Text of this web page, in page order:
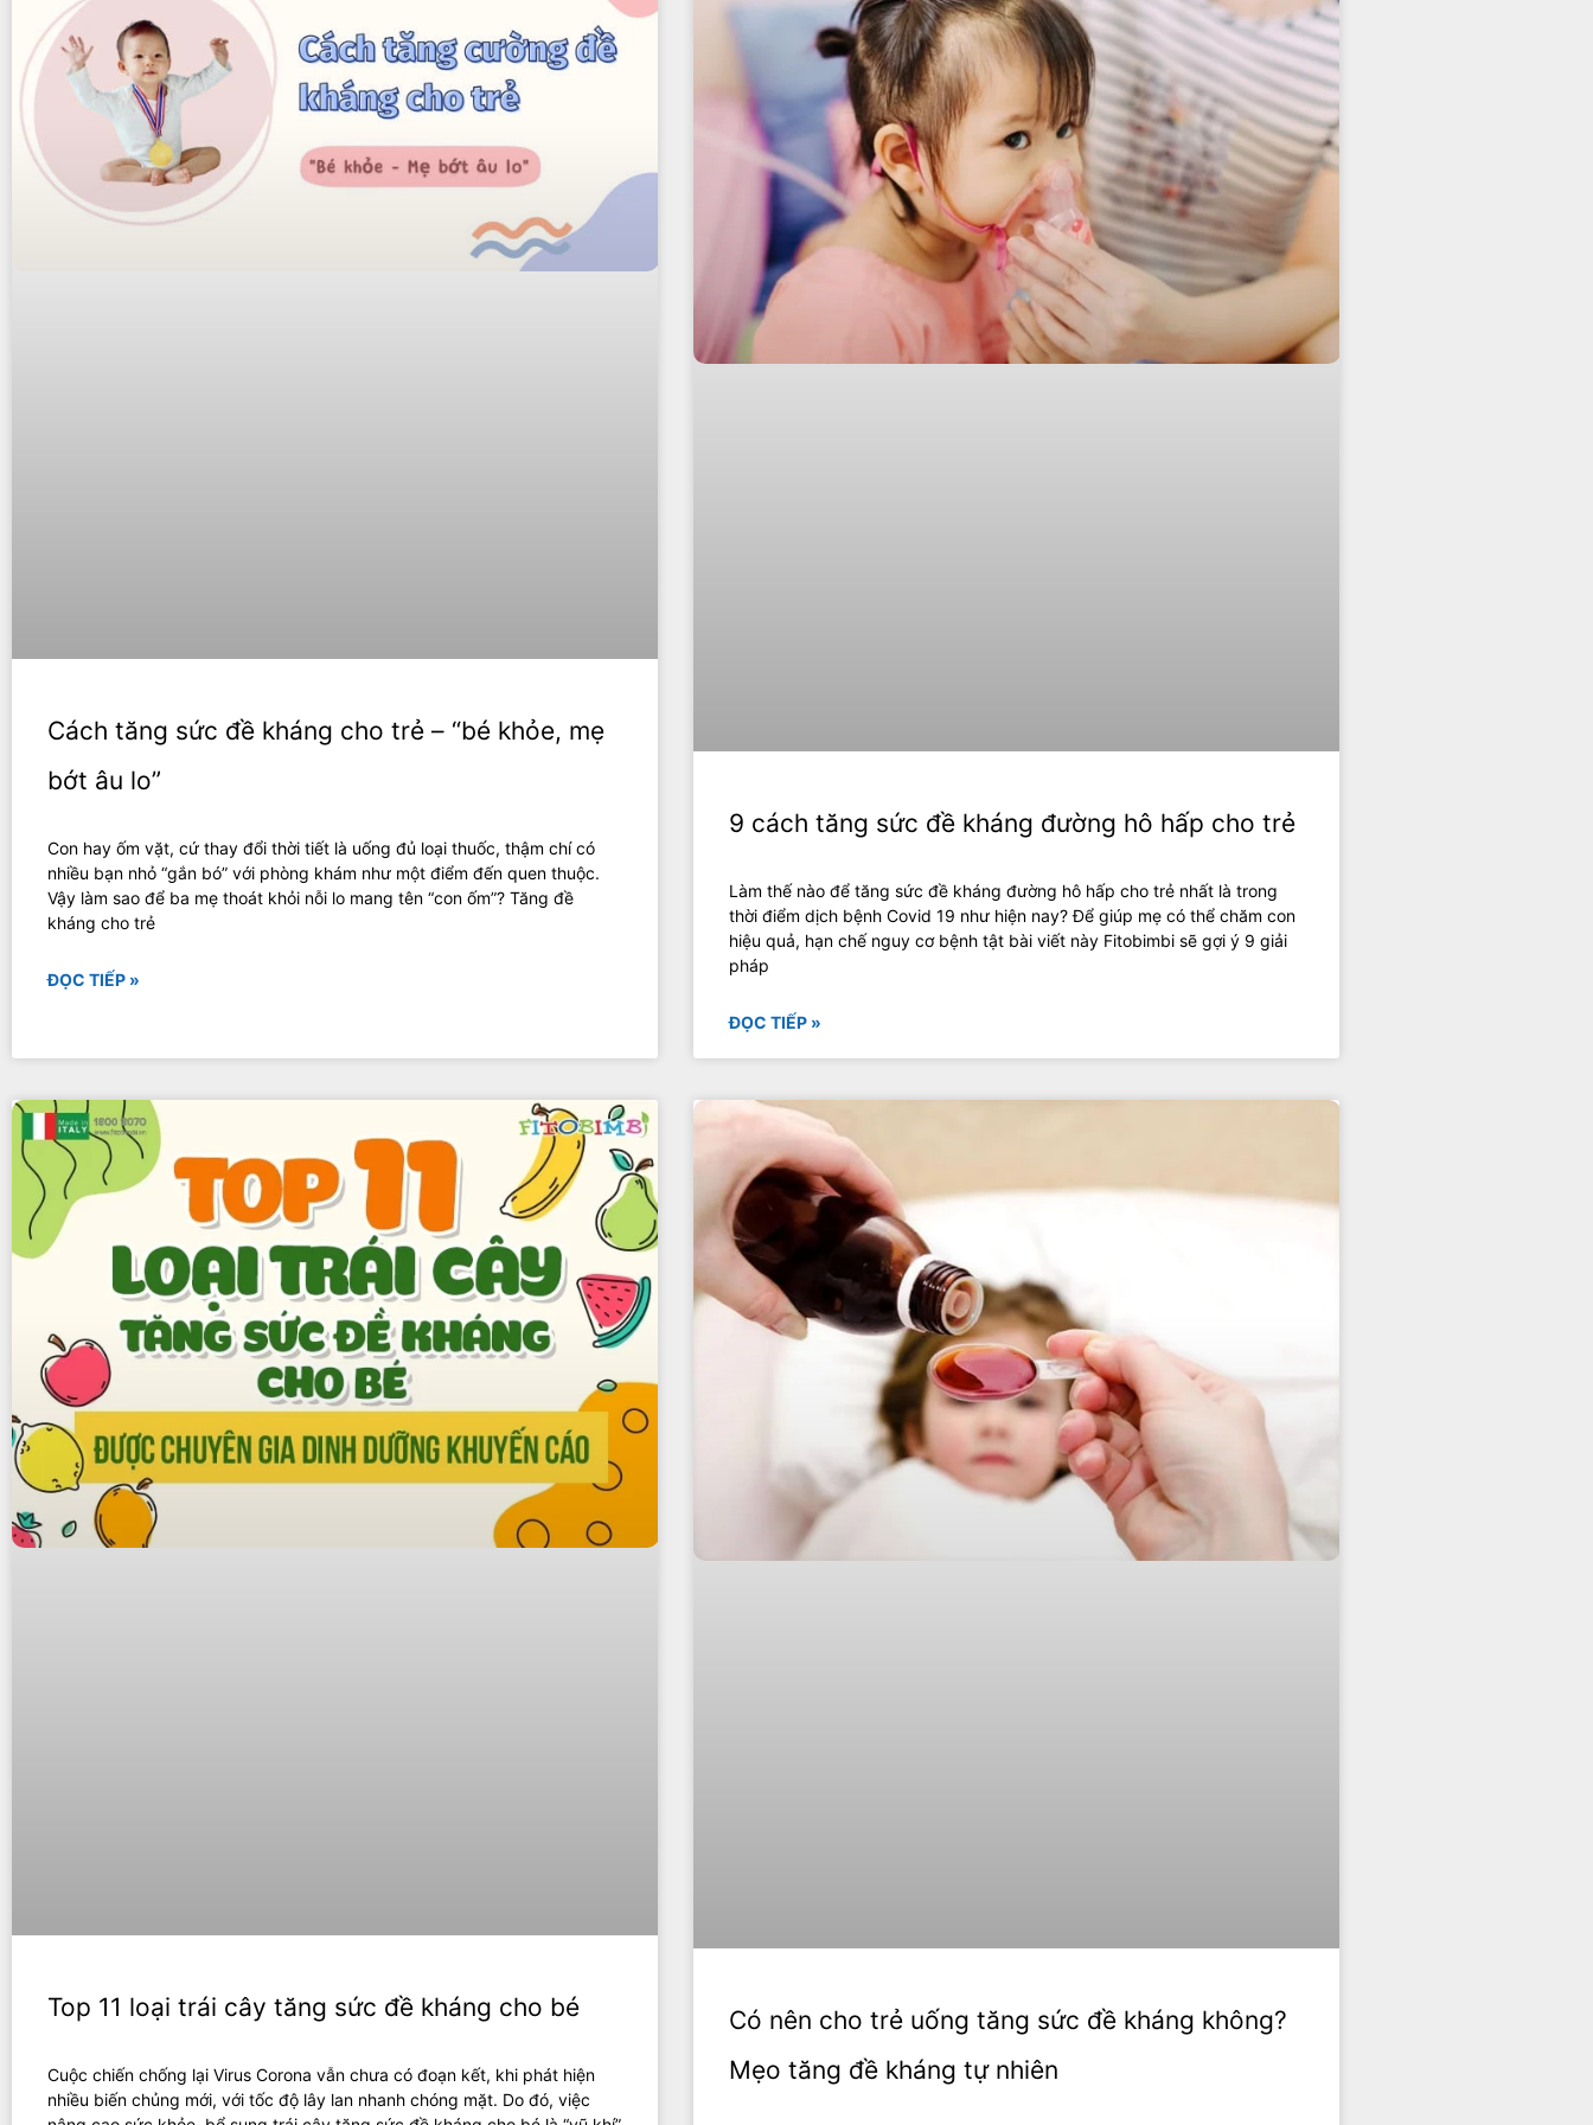
Cách tăng sức đề kháng cho trẻ – “bé khỏe, mẹ
bớt âu lo”
Con hay ốm vặt, cứ thay đổi thời tiết là uống đủ loại thuốc, thậm chí có
nhiều bạn nhỏ “gắn bó” với phòng khám như một điểm đến quen thuộc.
Vậy làm sao để ba mẹ thoát khỏi nỗi lo mang tên “con ốm”? Tăng đề
kháng cho trẻ
ĐỌC TIẾP »
9 cách tăng sức đề kháng đường hô hấp cho trẻ
Làm thế nào để tăng sức đề kháng đường hô hấp cho trẻ nhất là trong
thời điểm dịch bệnh Covid 19 như hiện nay? Để giúp mẹ có thể chăm con
hiệu quả, hạn chế nguy cơ bệnh tật bài viết này Fitobimbi sẽ gợi ý 9 giải
pháp
ĐỌC TIẾP »
Top 11 loại trái cây tăng sức đề kháng cho bé
Cuộc chiến chống lại Virus Corona vẫn chưa có đoạn kết, khi phát hiện
nhiều biến chủng mới, với tốc độ lây lan nhanh chóng mặt. Do đó, việc
Có nên cho trẻ uống tăng sức đề kháng không?
Mẹo tăng đề kháng tự nhiên